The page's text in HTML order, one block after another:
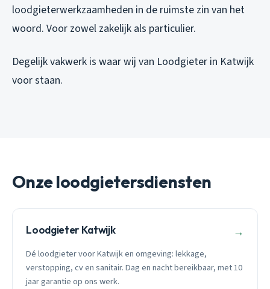
loodgieterwerkzaamheden in de ruimste zin van het
woord. Voor zowel zakelijk als particulier.
Degelijk vakwerk is waar wij van Loodgieter in Katwijk
voor staan.
Onze loodgietersdiensten
Loodgieter Katwijk →
Dé loodgieter voor Katwijk en omgeving: lekkage,
verstopping, cv en sanitair. Dag en nacht bereikbaar, met 10
jaar garantie op ons werk.